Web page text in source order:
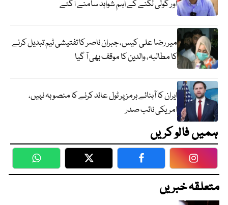
اور گولی لگنے کے اہم شواہد سامنے آگئے
میر رضا علی کیس، جبران ناصر کا تفتیشی ٹیم تبدیل کرنے
کا مطالبہ، والدین کا موقف بھی آ گیا
ایران کا آبنائے ہرمز پر ٹول عائد کرنے کا منصوبہ نہیں،
امریکی نائب صدر
ہمیں فالو کریں
WhatsApp Twitter Facebook
متعلقہ خبریں